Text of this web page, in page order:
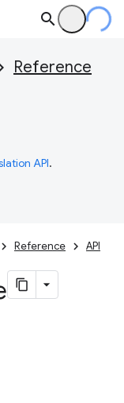
Reference
API.
Reference API